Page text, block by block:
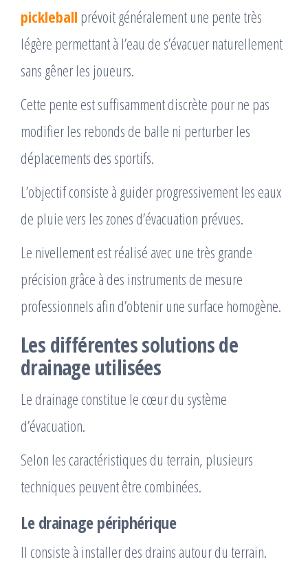
pickleball prévoit généralement une pente très
légère permettant à l’eau de s’évacuer naturellement
sans gêner les joueurs.
Cette pente est suffisamment discrète pour ne pas
modifier les rebonds de balle ni perturber les
déplacements des sportifs.
L’objectif consiste à guider progressivement les eaux
de pluie vers les zones d’évacuation prévues.
Le nivellement est réalisé avec une très grande
précision grâce à des instruments de mesure
professionnels afin d’obtenir une surface homogène.
Les différentes solutions de
drainage utilisées
Le drainage constitue le cœur du système
d’évacuation.
Selon les caractéristiques du terrain, plusieurs
techniques peuvent être combinées.
Le drainage périphérique
Il consiste à installer des drains autour du terrain.